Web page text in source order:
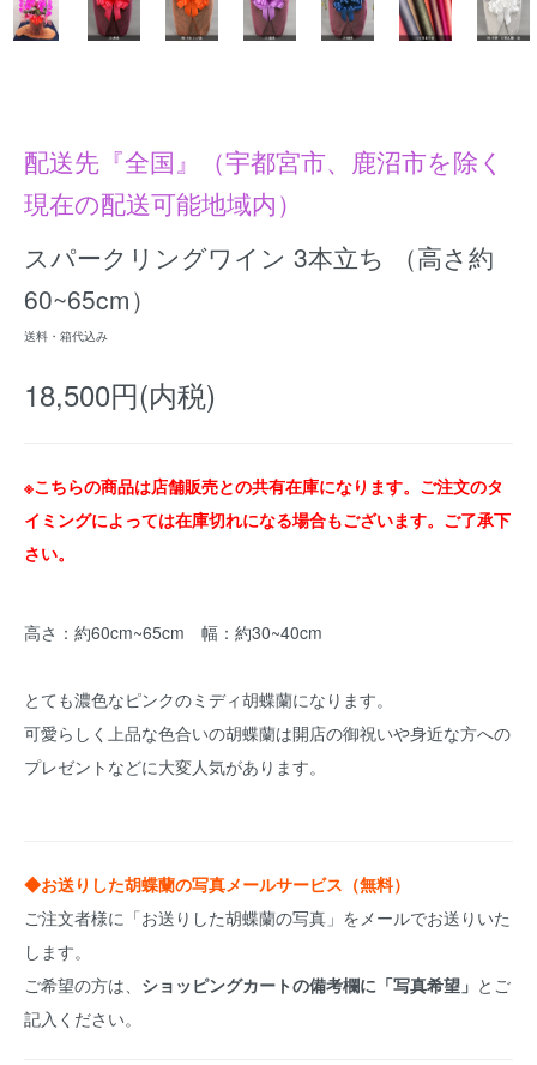
配送先『全国』（宇都宮市、鹿沼市を除く
現在の配送可能地域内）
スパークリングワイン 3本立ち （高さ約
60~65cm）
送料・箱代込み
18,500円(内税)
※こちらの商品は店舗販売との共有在庫になります。ご注文のタ
イミングによっては在庫切れになる場合もございます。ご了承下
さい。
高さ：約60cm~65cm 幅：約30~40cm
とても濃色なピンクのミディ胡蝶蘭になります。
可愛らしく上品な色合いの胡蝶蘭は開店の御祝いや身近な方への
プレゼントなどに大変人気があります。
◆お送りした胡蝶蘭の写真メールサービス（無料）
ご注文者様に「お送りした胡蝶蘭の写真」をメールでお送りいた
します。
ご希望の方は、 ショッピングカートの備考欄に「写真希望」 とご
記入ください。